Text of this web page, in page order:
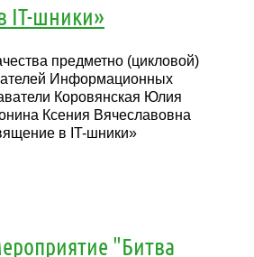
IT-шники»
предметно (цикловой)
Информационных
Коровянская Юлия
Ксения Вячеславовна
в IT-шники»
"Битва